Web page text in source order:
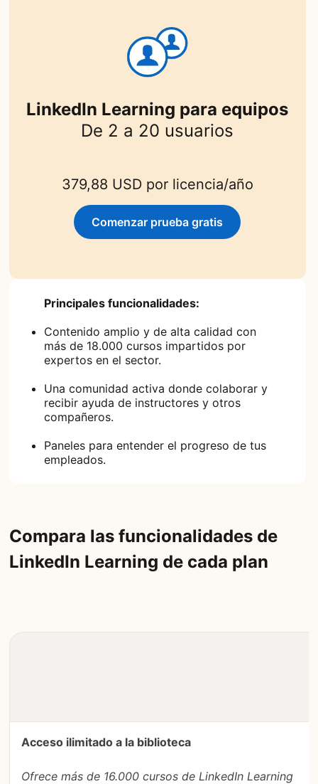
LinkedIn Learning para equipos
De 2 a 20 usuarios
379,88 USD por licencia/año
Comenzar prueba gratis
opens in a new tab
Principales funcionalidades:
Contenido amplio y de alta calidad con
más de 18.000 cursos impartidos por
expertos en el sector.
Una comunidad activa donde colaborar y
recibir ayuda de instructores y otros
compañeros.
Paneles para entender el progreso de tus
empleados.
Compara las funcionalidades de
LinkedIn Learning de cada plan
Acceso ilimitado a la biblioteca
Ofrece más de 16.000 cursos de LinkedIn Learning